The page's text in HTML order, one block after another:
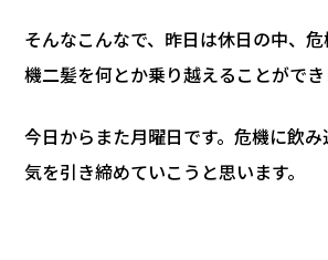
そんなこんなで、昨日は休日の中、
機二髪を何とか乗り越えることができ
今日からまた月曜日です。危機に飲み
気を引き締めていこうと思います。